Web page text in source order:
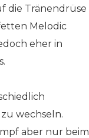
die Tränendrüse
Melodic
eher in
wechseln.
aber nur beim